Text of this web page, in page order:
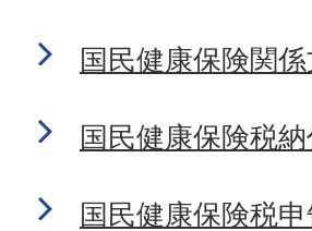
国民健康保険関
国民健康保険税
国民健康保険税